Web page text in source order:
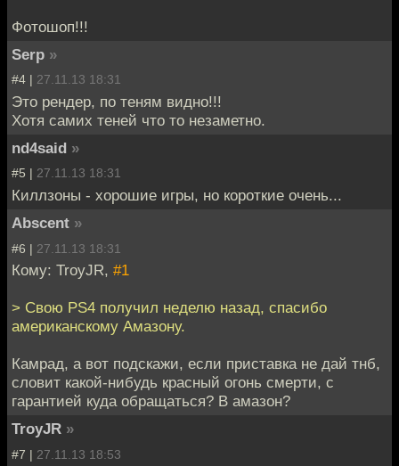
Фотошоп!!!
Serp »
#4 | 27.11.13 18:31
Это рендер, по теням видно!!!
Хотя самих теней что то незаметно.
nd4said »
#5 | 27.11.13 18:31
Киллзоны - хорошие игры, но короткие очень...
Abscent »
#6 | 27.11.13 18:31
Кому: TroyJR, #1
> Свою PS4 получил неделю назад, спасибо
американскому Амазону.
Камрад, а вот подскажи, если приставка не дай тнб,
словит какой-нибудь красный огонь смерти, с
гарантией куда обращаться? В амазон?
TroyJR »
#7 | 27.11.13 18:53